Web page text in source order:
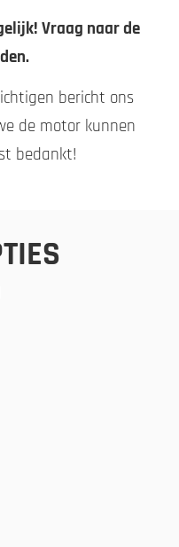
Vraag naar de
bericht ons
de motor kunnen
bedankt!